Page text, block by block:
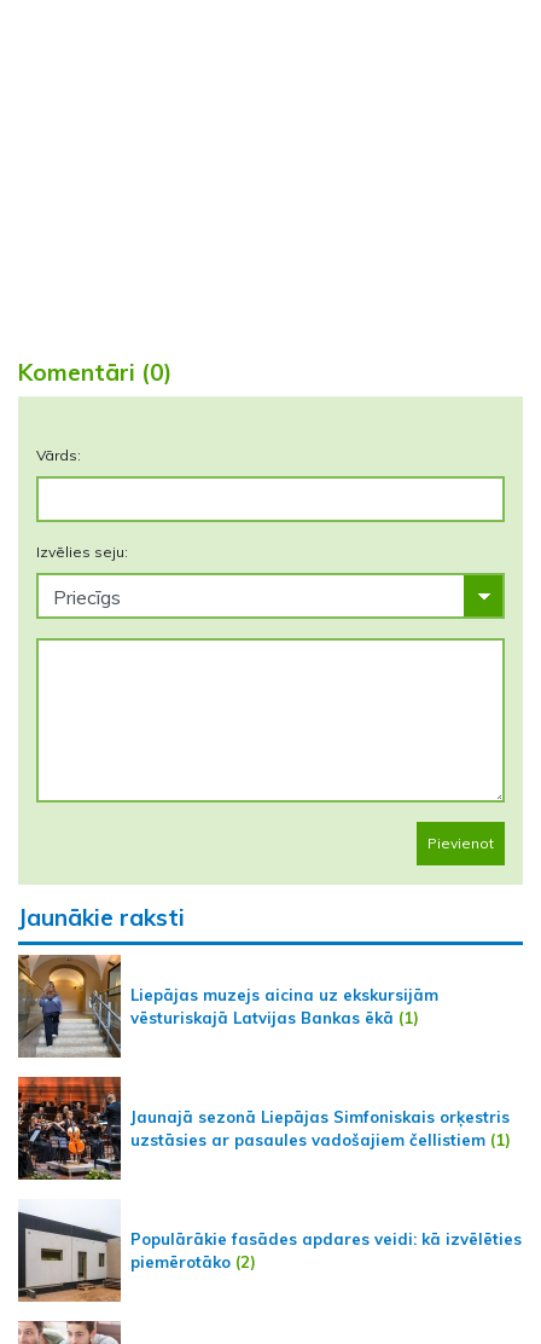
Komentāri (0)
Vārds:
Izvēlies seju:
Pievienot
Jaunākie raksti
Liepājas muzejs aicina uz ekskursijām
vēsturiskajā Latvijas Bankas ēkā (1)
Jaunajā sezonā Liepājas Simfoniskais orķestris
uzstāsies ar pasaules vadošajiem čellistiem (1)
Populārākie fasādes apdares veidi: kā izvēlēties
piemērotāko (2)